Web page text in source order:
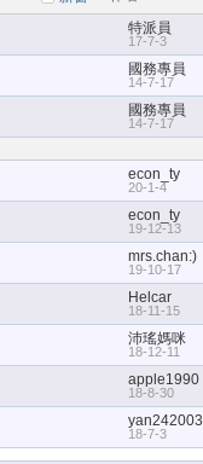
特派員
17-7-3
國務專員
14-7-17
國務專員
14-7-17
econ_ty
20-1-4
econ_ty
19-12-13
mrs.chan:)
19-10-17
Helcar
18-11-15
沛瑤媽咪
18-12-11
apple1990
18-8-30
yan242003
18-7-3